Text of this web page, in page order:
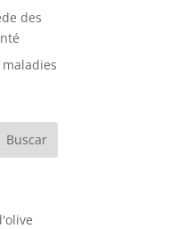
des
maladies